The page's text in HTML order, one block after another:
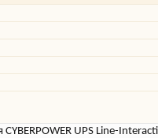
UPS Line-